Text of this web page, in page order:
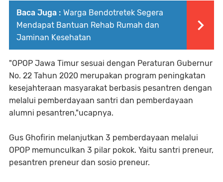
Baca Juga : Warga Bendotretek Segera
Mendapat Bantuan Rehab Rumah dan
Jaminan Kesehatan
"OPOP Jawa Timur sesuai dengan Peraturan Gubernur
No. 22 Tahun 2020 merupakan program peningkatan
kesejahteraan masyarakat berbasis pesantren dengan
melalui pemberdayaan santri dan pemberdayaan
alumni pesantren,"ucapnya.
Gus Ghofirin melanjutkan 3 pemberdayaan melalui
OPOP memunculkan 3 pilar pokok. Yaitu santri preneur,
pesantren preneur dan sosio preneur.